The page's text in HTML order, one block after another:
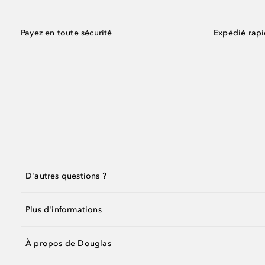
Payez en toute sécurité Expédié
D'autres questions ?
Plus d'informations
À propos de Douglas